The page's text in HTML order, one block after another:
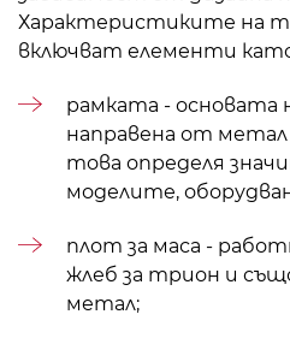
Характеристиките на
включват елементи
рамката - основата
направена от метал
това определя
моделите,
плот за маса -
жлеб за трион и
метал;